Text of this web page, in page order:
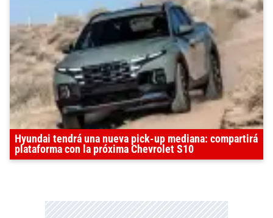
Hyundai tendrá una nueva pick-up mediana: compartirá
plataforma con la próxima Chevrolet S10